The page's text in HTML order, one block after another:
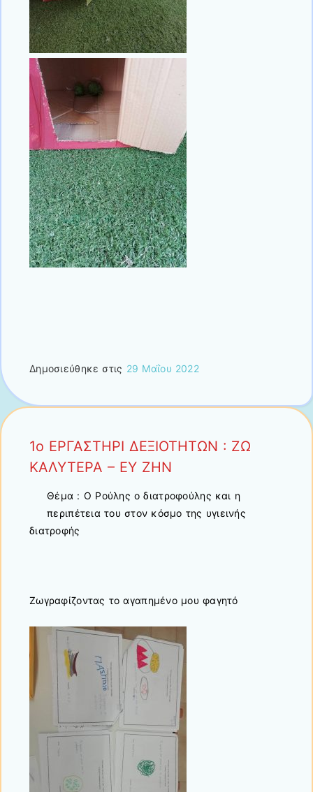
Δημοσιεύθηκε στις 29 Μαΐου 2022
1ο ΕΡΓΑΣΤΗΡΙ ΔΕΞΙΟΤΗΤΩΝ : ΖΩ
ΚΑΛΥΤΕΡΑ – ΕΥ ΖΗΝ
Θέμα : Ο Ρούλης ο διατροφούλης και η
περιπέτεια του στον κόσμο της υγιεινής
διατροφής
Ζωγραφίζοντας το αγαπημένο μου φαγητό